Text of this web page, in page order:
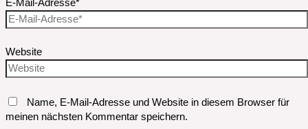
E-Mail-Adresse*
Website
Name, E-Mail-Adresse und Website in diesem Browser für
meinen nächsten Kommentar speichern.